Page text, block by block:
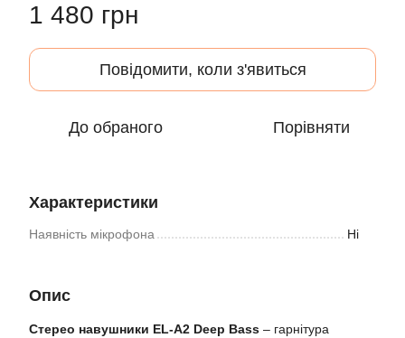
1 480 грн
Повідомити, коли з'явиться
До обраного Порівняти
Характеристики
Наявність мікрофона Ні
Опис
Стерео навушники EL-A2 Deep Bass – гарнітура